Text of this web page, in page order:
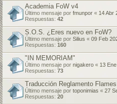
Academia FoW v4
Último mensaje por fmunpor « 14 Abr
Respuestas: 42
S.O.S. ¿Eres nuevo en FoW?
Último mensaje por Silius « 09 Feb
Respuestas: 160
"IN MEMORIAM"
Último mensaje por nigakero « 13
Respuestas: 73
Traducción Reglamento
Último mensaje por toponimias « 27
Respuestas: 20